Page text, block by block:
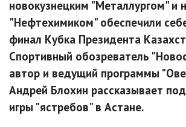
новокузнецким "Металлургом" и
"Нефтехимиком" обеспечили
финал Кубка Президента
Спортивный обозреватель
автор и ведущий программы
Андрей Блохин рассказывает
игры "ястребов" в Астане.